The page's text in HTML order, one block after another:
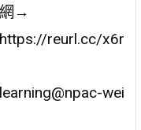
→
reurl.cc/x6r
wei